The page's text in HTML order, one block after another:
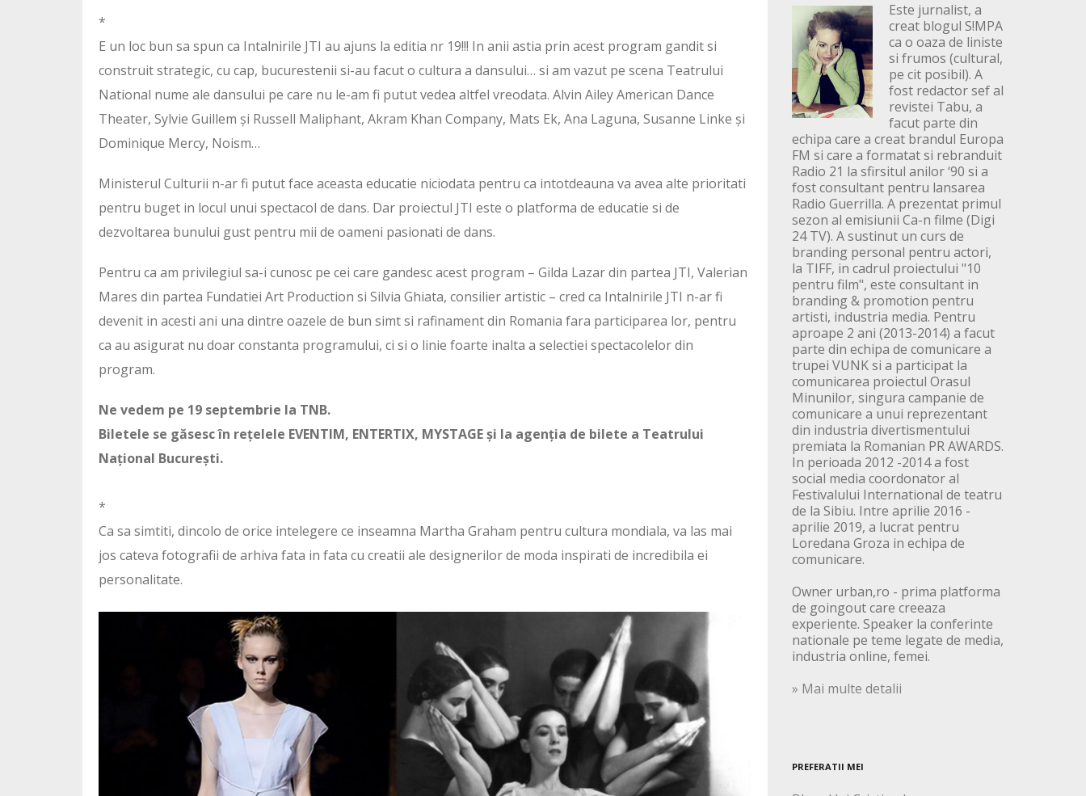
*
E un loc bun sa spun ca Intalnirile JTI au ajuns la editia nr 19!!! In anii astia prin acest program gandit si
construit strategic, cu cap, bucurestenii si-au facut o cultura a dansului… si am vazut pe scena Teatrului
National nume ale dansului pe care nu le-am fi putut vedea altfel vreodata. Alvin Ailey American Dance
Theater, Sylvie Guillem și Russell Maliphant, Akram Khan Company, Mats Ek, Ana Laguna, Susanne Linke și
Dominique Mercy, Noism…
Ministerul Culturii n-ar fi putut face aceasta educatie niciodata pentru ca intotdeauna va avea alte prioritati
pentru buget in locul unui spectacol de dans. Dar proiectul JTI este o platforma de educatie si de
dezvoltarea bunului gust pentru mii de oameni pasionati de dans.
Pentru ca am privilegiul sa-i cunosc pe cei care gandesc acest program – Gilda Lazar din partea JTI, Valerian
Mares din partea Fundatiei Art Production si Silvia Ghiata, consilier artistic – cred ca Intalnirile JTI n-ar fi
devenit in acesti ani una dintre oazele de bun simt si rafinament din Romania fara participarea lor, pentru
ca au asigurat nu doar constanta programului, ci si o linie foarte inalta a selectiei spectacolelor din
program.
Ne vedem pe 19 septembrie la TNB.
Biletele se găsesc în rețelele EVENTIM, ENTERTIX, MYSTAGE și la agenția de bilete a Teatrului
Național București.
*
Ca sa simtiti, dincolo de orice intelegere ce inseamna Martha Graham pentru cultura mondiala, va las mai
jos cateva fotografii de arhiva fata in fata cu creatii ale designerilor de moda inspirati de incredibila ei
personalitate.
Este jurnalist, a
creat blogul S!MPA
ca o oaza de liniste
si frumos (cultural,
pe cit posibil). A
fost redactor sef al
revistei Tabu, a
facut parte din
echipa care a creat brandul Europa
FM si care a formatat si rebranduit
Radio 21 la sfirsitul anilor ‘90 si a
fost consultant pentru lansarea
Radio Guerrilla. A prezentat primul
sezon al emisiunii Ca-n filme (Digi
24 TV). A sustinut un curs de
branding personal pentru actori,
la TIFF, in cadrul proiectului "10
pentru film", este consultant in
branding & promotion pentru
artisti, industria media. Pentru
aproape 2 ani (2013-2014) a facut
parte din echipa de comunicare a
trupei VUNK si a participat la
comunicarea proiectul Orasul
Minunilor, singura campanie de
comunicare a unui reprezentant
din industria divertismentului
premiata la Romanian PR AWARDS.
In perioada 2012 -2014 a fost
social media coordonator al
Festivalului International de teatru
de la Sibiu. Intre aprilie 2016 -
aprilie 2019, a lucrat pentru
Loredana Groza in echipa de
comunicare.
Owner urban,ro - prima platforma
de goingout care creeaza
experiente. Speaker la conferinte
nationale pe teme legate de media,
industria online, femei.
» Mai multe detalii
PREFERATII MEI